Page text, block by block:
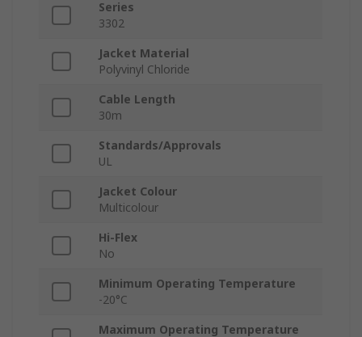
Series
3302
Jacket Material
Polyvinyl Chloride
Cable Length
30m
Standards/Approvals
UL
Jacket Colour
Multicolour
Hi-Flex
No
Minimum Operating Temperature
-20°C
Maximum Operating Temperature